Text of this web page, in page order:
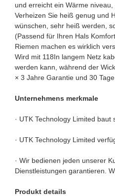
und erreicht ein Wärme
Verheizen Sie heiß genug und
wünschen, sehr heiß werden,
(Passend für Ihren Hals
Riemen machen es wirklich
Wird mit 118In langem Netz
werden kann, während der
× 3 Jahre Garantie und 30
Unternehmens merkmale
· UTK Technology Limited
· UTK Technology Limited
· Wir bedienen jeden unserer
Dienstleistungen garantieren.
Produkt details